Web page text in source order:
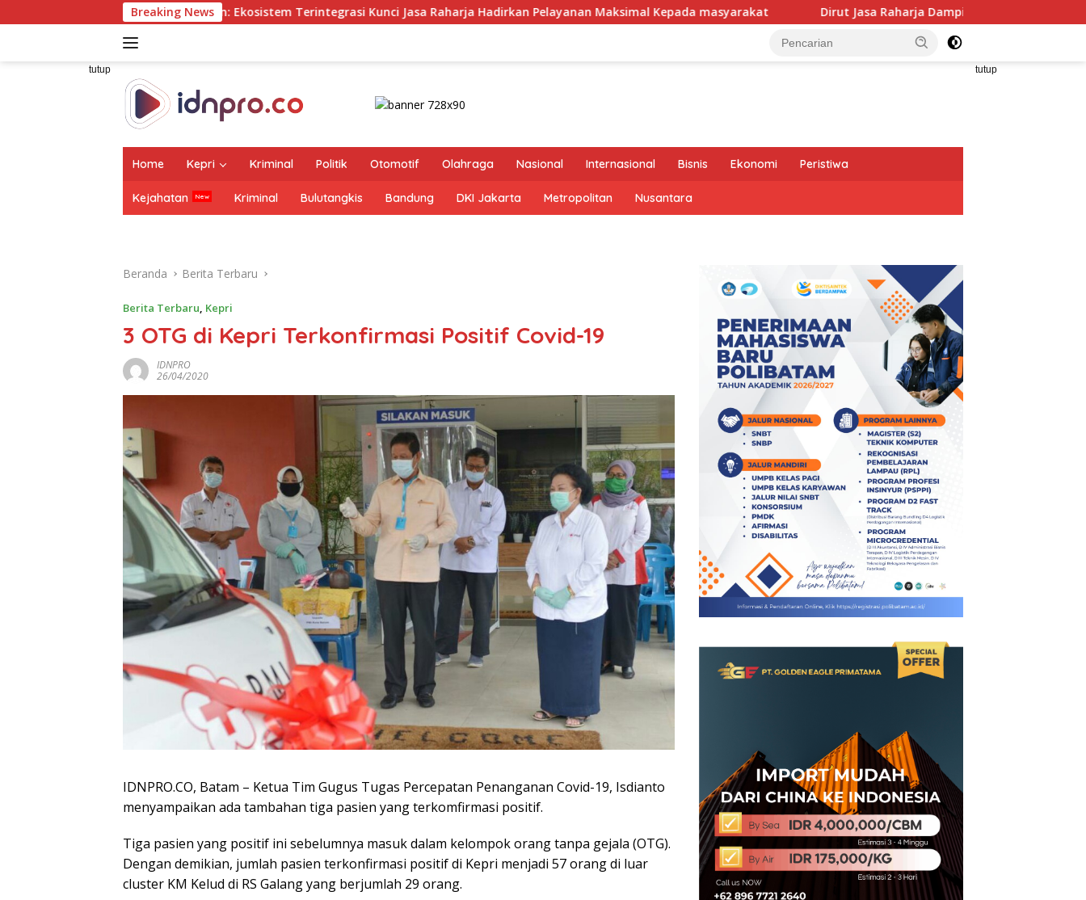
ke
Breaking News
Awaluddin: Ekosistem Terintegrasi Kunci Jasa Raharja Hadirkan Pelayanan Maksimal Kepada masyarakat Dirut Jasa Raharja Dampingi Wamenhub Tinjau Penanganan Korban
tutup tutup
Home Kepri Kriminal Politik Otomotif Olahraga Nasional Internasional Bisnis Ekonomi Peristiwa
Kejahatan Kriminal Bulutangkis Bandung DKI Jakarta Metropolitan Nusantara
Beranda Berita Terbaru
Berita Terbaru, Kepri
3 OTG di Kepri Terkonfirmasi Positif Covid-19
IDNPRO
26/04/2020
IDNPRO.CO, Batam – Ketua Tim Gugus Tugas Percepatan Penanganan Covid-19, Isdianto
menyampaikan ada tambahan tiga pasien yang terkomfirmasi positif.
Tiga pasien yang positif ini sebelumnya masuk dalam kelompok orang tanpa gejala (OTG).
Dengan demikian, jumlah pasien terkonfirmasi positif di Kepri menjadi 57 orang di luar
cluster KM Kelud di RS Galang yang berjumlah 29 orang.